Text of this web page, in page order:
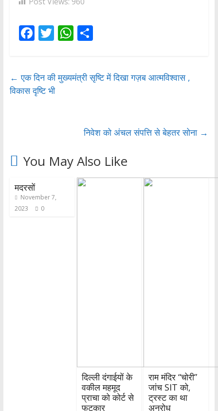
F
b
o
T
er
W
s
S
e
← एक दिन की मुख्यमंत्री सृष्टि में दिखा गज़ब आत्मविश्वास ,
विकास दृष्टि भी
निवेश को अंचल संपत्ति से बेहतर सोना →
You May Also Like
मदरसों
November 7,
2023
0
दिल्ली दंगाईयों के
वकील महमूद
प्राचा को कोर्ट से
फटकार
राम मंदिर “चोरी”
जांच SIT को,
ट्रस्ट का था
अनुरोध